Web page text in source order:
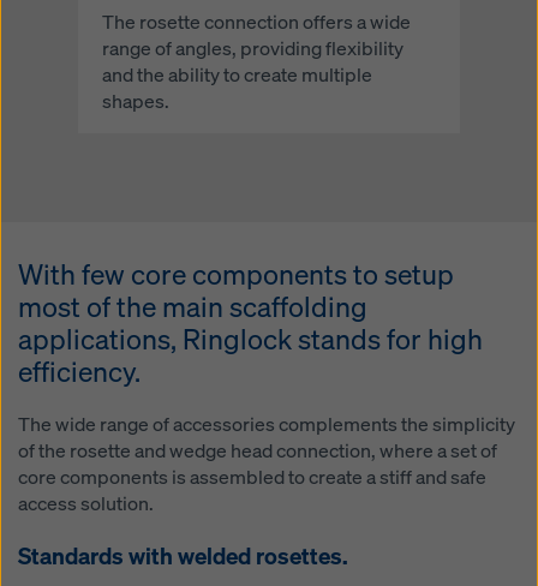
The rosette connection offers a wide
range of angles, providing flexibility
and the ability to create multiple
shapes.
With few core components to setup
most of the main scaffolding
applications, Ringlock stands for high
efficiency.
The wide range of accessories complements the simplicity
of the rosette and wedge head connection, where a set of
core components is assembled to create a stiff and safe
access solution.
Standards with welded rosettes.